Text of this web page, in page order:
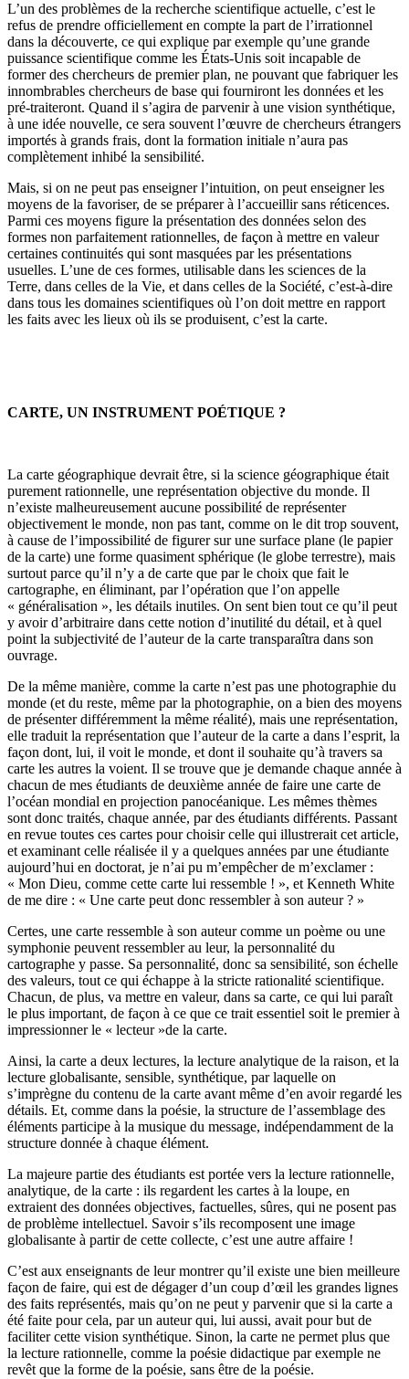
L’un des problèmes de la recherche scientifique actuelle, c’est le
refus de prendre officiellement en compte la part de l’irrationnel
dans la découverte, ce qui explique par exemple qu’une grande
puissance scientifique comme les États-Unis soit incapable de
former des chercheurs de premier plan, ne pouvant que fabriquer les
innombrables chercheurs de base qui fourniront les données et les
pré-traiteront. Quand il s’agira de parvenir à une vision synthétique,
à une idée nouvelle, ce sera souvent l’œuvre de chercheurs étrangers
importés à grands frais, dont la formation initiale n’aura pas
complètement inhibé la sensibilité.
Mais, si on ne peut pas enseigner l’intuition, on peut enseigner les
moyens de la favoriser, de se préparer à l’accueillir sans réticences.
Parmi ces moyens figure la présentation des données selon des
formes non parfai­tement rationnelles, de façon à mettre en valeur
certaines continuités qui sont masquées par les présentations
usuelles. L’une de ces formes, utilisable dans les sciences de la
Terre, dans celles de la Vie, et dans celles de la Société, c’est-à-dire
dans tous les domaines scientifiques où l’on doit mettre en rapport
les faits avec les lieux où ils se produisent, c’est la carte.
CARTE, UN INSTRUMENT POÉTIQUE ?
La carte géographique devrait être, si la science géographique était
purement rationnelle, une représentation objective du monde. Il
n’existe malheureusement aucune possibilité de représenter
objectivement le monde, non pas tant, comme on le dit trop souvent,
à cause de l’impossibilité de figurer sur une surface plane (le papier
de la carte) une forme quasiment sphérique (le globe terrestre), mais
surtout parce qu’il n’y a de carte que par le choix que fait le
cartographe, en éliminant, par l’opération que l’on appelle
« généralisation », les détails inutiles. On sent bien tout ce qu’il peut
y avoir d’arbitraire dans cette notion d’inutilité du détail, et à quel
point la sub­jectivité de l’auteur de la carte transparaîtra dans son
ouvrage.
De la même manière, comme la carte n’est pas une photographie du
monde (et du reste, même par la photographie, on a bien des moyens
de présenter différemment la même réalité), mais une représentation,
elle traduit la représentation que l’auteur de la carte a dans l’esprit, la
façon dont, lui, il voit le monde, et dont il souhaite qu’à travers sa
carte les autres la voient. Il se trouve que je demande chaque année à
chacun de mes étudiants de deuxième année de faire une carte de
l’océan mondial en projection pan­océanique. Les mêmes thèmes
sont donc traités, chaque année, par des étudiants différents. Passant
en revue toutes ces cartes pour choisir celle qui illustrerait cet article,
et examinant celle réalisée il y a quelques années par une étudiante
aujourd’hui en doctorat, je n’ai pu m’empêcher de m’excla­mer :
« Mon Dieu, comme cette carte lui ressemble ! », et Kenneth White
de me dire : « Une carte peut donc ressembler à son auteur ? »
Certes, une carte ressemble à son auteur comme un poème ou une
sym­phonie peuvent ressembler au leur, la personnalité du
cartographe y passe. Sa personnalité, donc sa sensibilité, son échelle
des valeurs, tout ce qui échappe à la stricte rationalité scientifique.
Chacun, de plus, va mettre en valeur, dans sa carte, ce qui lui paraît
le plus important, de façon à ce que ce trait essentiel soit le premier à
impressionner le « lecteur »de la carte.
Ainsi, la carte a deux lectures, la lecture analytique de la raison, et la
lecture globalisante, sensible, synthétique, par laquelle on
s’imprègne du contenu de la carte avant même d’en avoir regardé les
détails. Et, comme dans la poésie, la structure de l’assemblage des
éléments participe à la musique du message, indépendamment de la
structure donnée à chaque élément.
La majeure partie des étudiants est portée vers la lecture rationnelle,
analytique, de la carte : ils regardent les cartes à la loupe, en
extraient des données objectives, factuelles, sûres, qui ne posent pas
de problème intel­lectuel. Savoir s’ils recomposent une image
globalisante à partir de cette collecte, c’est une autre affaire !
C’est aux enseignants de leur montrer qu’il existe une bien meilleure
façon de faire, qui est de dégager d’un coup d’œil les grandes lignes
des faits représentés, mais qu’on ne peut y parvenir que si la carte a
été faite pour cela, par un auteur qui, lui aussi, avait pour but de
faciliter cette vision synthétique. Sinon, la carte ne permet plus que
la lecture rationnelle, comme la poésie didactique par exemple ne
revêt que la forme de la poésie, sans être de la poésie.